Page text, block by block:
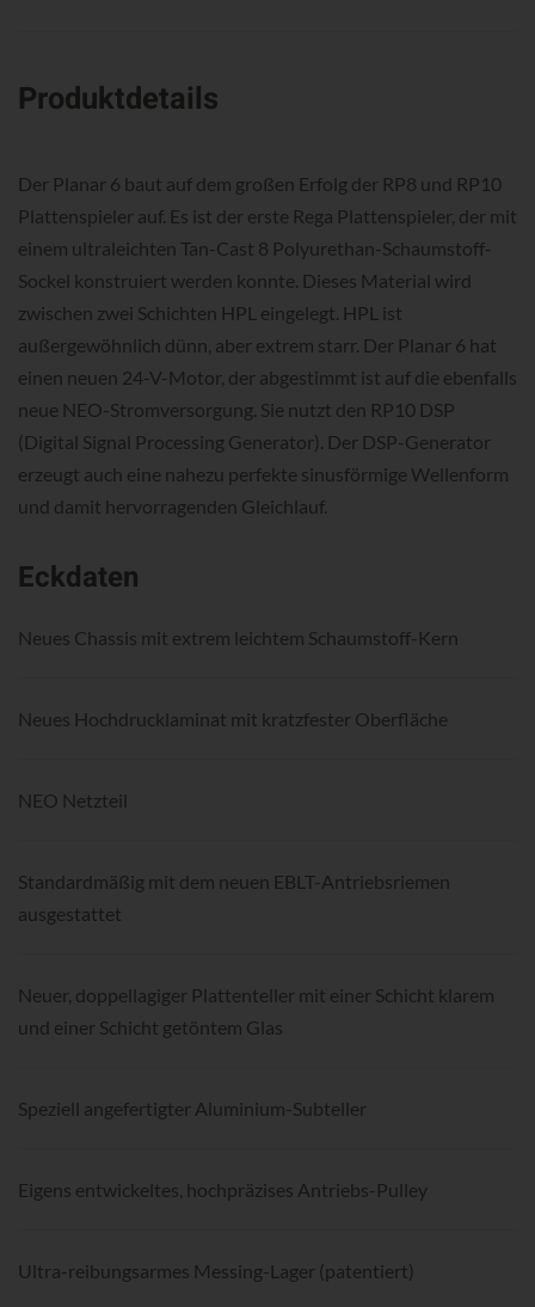
Produktdetails
Der Planar 6 baut auf dem großen Erfolg der RP8 und RP10
Plattenspieler auf. Es ist der erste Rega Plattenspieler, der mit
einem ultraleichten Tan-Cast 8 Polyurethan-Schaumstoff-
Sockel konstruiert werden konnte. Dieses Material wird
zwischen zwei Schichten HPL eingelegt. HPL ist
außergewöhnlich dünn, aber extrem starr. Der Planar 6 hat
einen neuen 24-V-Motor, der abgestimmt ist auf die ebenfalls
neue NEO-Stromversorgung. Sie nutzt den RP10 DSP
(Digital Signal Processing Generator). Der DSP-Generator
erzeugt auch eine nahezu perfekte sinusförmige Wellenform
und damit hervorragenden Gleichlauf.
Eckdaten
Neues Chassis mit extrem leichtem Schaumstoff-Kern
Neues Hochdrucklaminat mit kratzfester Oberfläche
NEO Netzteil
Standardmäßig mit dem neuen EBLT-Antriebsriemen
ausgestattet
Neuer, doppellagiger Plattenteller mit einer Schicht klarem
und einer Schicht getöntem Glas
Speziell angefertigter Aluminium-Subteller
Eigens entwickeltes, hochpräzises Antriebs-Pulley
Ultra-reibungsarmes Messing-Lager (patentiert)